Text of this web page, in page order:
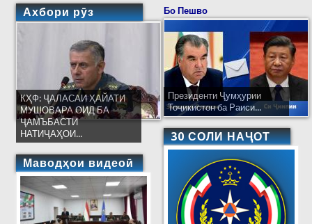
Ахбори рӯз
КҲФ: ҶАЛАСАИ ҲАЙАТИ
МУШОВАРА ОИД БА
ҶАМЪБАСТИ
НАТИҶАҲОИ...
Маводҳои видеоӣ
Бо Пешво
Президенти Ҷумҳурии
Тоҷикистон ба Раиси...
30 СОЛИ НАҶОТ